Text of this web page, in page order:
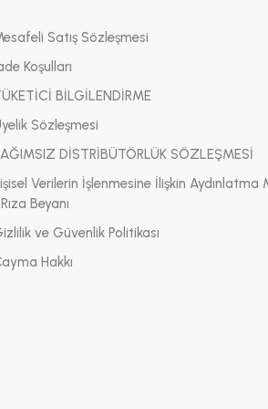
Satış Sözleşmesi
Koşulları
BİLGİLENDİRME
Sözleşmesi
DİSTRİBÜTÖRLÜK SÖZLEŞMESİ
Verilerin İşlenmesine İlişkin Aydınlatma
Beyanı
ve Güvenlik Politikası
Hakkı